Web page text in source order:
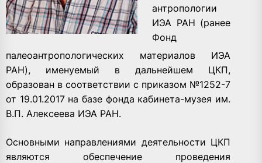
антропологии
ИЭА РАН (ранее
Фонд
палеоантропологических материалов ИЭА
РАН), именуемый в дальнейшем ЦКП,
образован в соответствии с приказом №1252-7
от 19.01.2017 на базе фонда кабинета-музея им.
В.П. Алексеева ИЭА РАН.
Основными направлениями деятельности ЦКП
являются обеспечение проведения